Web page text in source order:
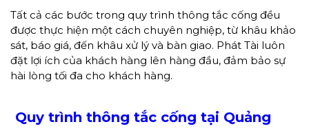
Tất cả các bước trong quy trình thông tắc cống đều
được thực hiện một cách chuyên nghiệp, từ khâu khảo
sát, báo giá, đến khâu xử lý và bàn giao. Phát Tài luôn
đặt lợi ích của khách hàng lên hàng đầu, đảm bảo sự
hài lòng tối đa cho khách hàng.
Quy trình thông tắc cống tại Quảng